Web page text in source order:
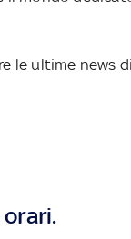
le ultime news